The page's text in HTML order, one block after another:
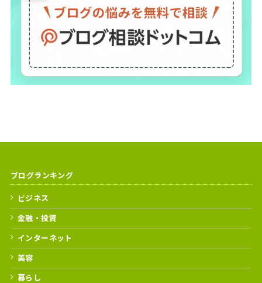
ブログランキング
ビジネス
金融・投資
インターネット
美容
暮らし